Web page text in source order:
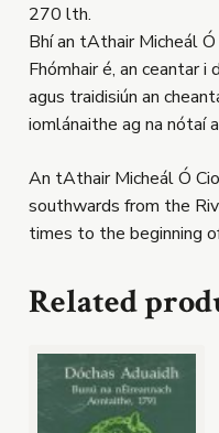
270 lth.
Bhí an tAthair Micheál
Fhómhair é, an ceantar
agus traidisiún an
iomlánaithe ag na nótaí
An tAthair Micheál Ó
southwards from the
times to the beginning
Related